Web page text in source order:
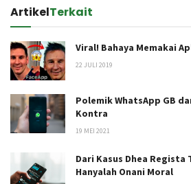
ArtikelTerkait
Viral! Bahaya Memakai
22 JULI 2019
Polemik WhatsApp GB
Kontra
19 MEI 2021
Dari Kasus Dhea
Hanyalah Onani Moral